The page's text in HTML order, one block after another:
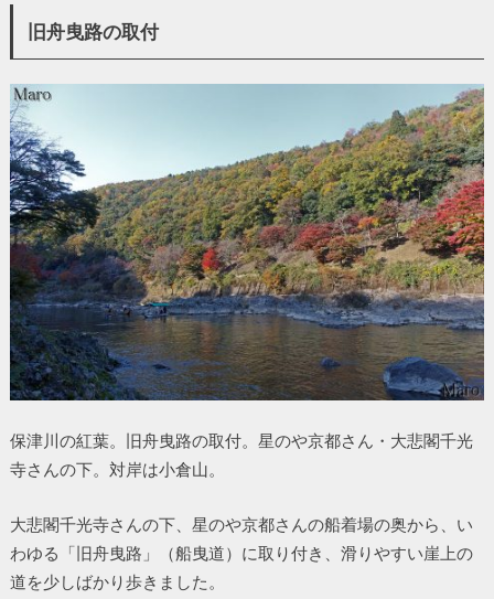
旧舟曳路の取付
保津川の紅葉。旧舟曳路の取付。星のや京都さん・大悲閣千光
寺さんの下。対岸は小倉山。
大悲閣千光寺さんの下、星のや京都さんの船着場の奥から、い
わゆる「旧舟曳路」（船曳道）に取り付き、滑りやすい崖上の
道を少しばかり歩きました。